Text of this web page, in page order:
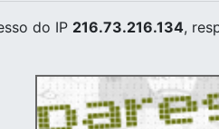
do IP 216.73.216.134,